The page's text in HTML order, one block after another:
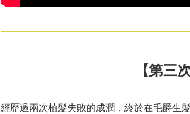
【第三
經歷過兩次植髮失敗的成潤，終於在毛爵生